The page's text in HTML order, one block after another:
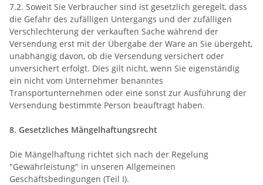
7.2. Soweit Sie Verbraucher sind ist gesetzlich geregelt, dass
die Gefahr des zufälligen Untergangs und der zufälligen
Verschlechterung der verkauften Sache während der
Versendung erst mit der Übergabe der Ware an Sie übergeht,
unabhängig davon, ob die Versendung versichert oder
unversichert erfolgt. Dies gilt nicht, wenn Sie eigenständig
ein nicht vom Unternehmer benanntes
Transportunternehmen oder eine sonst zur Ausführung der
Versendung bestimmte Person beauftragt haben.
8. Gesetzliches Mängelhaftungsrecht
Die Mängelhaftung richtet sich nach der Regelung
"Gewährleistung" in unseren Allgemeinen
Geschäftsbedingungen (Teil I).